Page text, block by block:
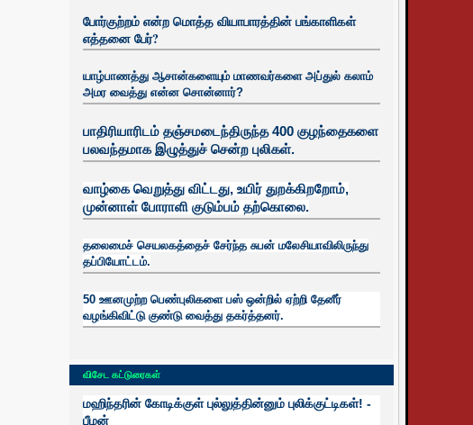
போர்குற்றம் என்ற மொத்த வியாபாரத்தின் பங்காளிகள்
எத்தனை பேர்?
யாழ்பாணத்து ஆசான்களையும் மாணவர்களை அப்துல் கலாம்
அமர வைத்து என்ன சொன்னார்?
பாதிரியாரிடம் தஞ்சமடைந்திருந்த 400 குழந்தைகளை
பலவந்தமாக இழுத்துச் சென்ற புலிகள்.
வாழ்கை வெறுத்து விட்டது, உயிர் துறக்கிறறோம்,
முன்னாள் போராளி குடும்பம் தற்கொலை.
தலைமைச் செயலகத்தைச் சேர்ந்த சுபன் மலேசியாவிலிருந்து
தப்பியோட்டம்.
50 ஊனமுற்ற பெண்புலிகளை பஸ் ஒன்றில் ஏற்றி தேனீர்
வழங்கிவிட்டு குண்டு வைத்து தகர்த்தனர்.
விசேட கட்டுரைகள்
மஹிந்தரின் கோடிக்குள் புல்லுத்தின்னும் புலிக்குட்டிகள்! -
பீமன்